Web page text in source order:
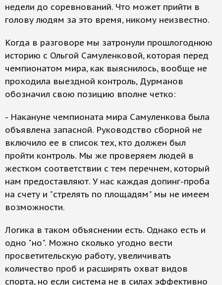
недели до соревнований. Что может прийти в
голову людям за это время, никому неизвестно.
Когда в разговоре мы затронули прошлогоднюю
историю с Ольгой Самуленковой, которая перед
чемпионатом мира, как выяснилось, вообще не
проходила выездной контроль, Дурманов
обозначил свою позицию вполне четко:
- Накануне чемпионата мира Самуленкова была
объявлена запасной. Руководство сборной не
включило ее в список тех, кто должен был
пройти контроль. Мы же проверяем людей в
жестком соответствии с тем перечнем, который
нам предоставляют. У нас каждая допинг-проба
на счету и "стрелять по площадям" мы не имеем
возможности.
Логика в таком объяснении есть. Однако есть и
одно "но". Можно сколько угодно вести
просветительскую работу, увеличивать
количество проб и расширять охват видов
спорта, но если система не в силах эффективно